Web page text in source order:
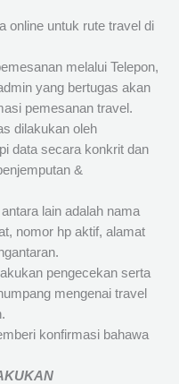
online untuk rute travel di
melalui Telepon,
yang bertugas akan
pemesanan travel.
dilakukan oleh
data secara konkrit dan
&
lain adalah nama
nomor hp aktif, alamat
pengecekan serta
mengenai travel
konfirmasi bahawa